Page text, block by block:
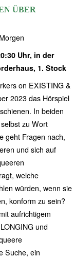
ÜBER
Uhr, in der
1. Stock
on EXISTING &
2023 das Hörspiel
In beiden
zu Wort
geht Fragen nach,
und sich auf
welche
würden, wenn sie
konform zu sein?
aufrichtigem
und
Suche, ein